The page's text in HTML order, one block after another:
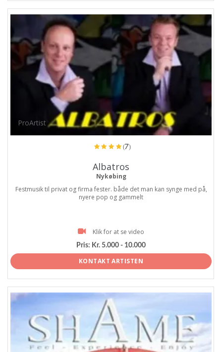
ProArtist
(7)
Albatros
Nykøbing
Festmusik til privat og firma fester. både det man kan synge med på,
nyere pop og gammelt
Klik for at se video
Pris: Kr. 5.000 - 10.000
KONTAKT ARTISTEN